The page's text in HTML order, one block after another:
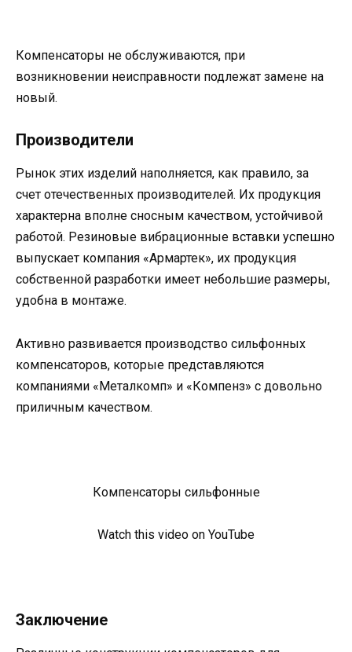
Компенсаторы не обслуживаются, при
возникновении неисправности подлежат замене на
новый.
Производители
Рынок этих изделий наполняется, как правило, за
счет отечественных производителей. Их продукция
характерна вполне сносным качеством, устойчивой
работой. Резиновые вибрационные вставки успешно
выпускает компания «Армартек», их продукция
собственной разработки имеет небольшие размеры,
удобна в монтаже.
Активно развивается производство сильфонных
компенсаторов, которые представляются
компаниями «Металкомп» и «Компенз» с довольно
приличным качеством.
Компенсаторы сильфонные
Watch this video on YouTube
Заключение